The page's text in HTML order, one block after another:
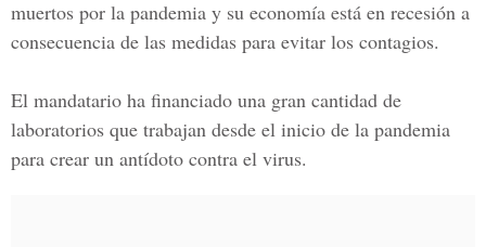
muertos por la pandemia y su economía está en recesión a
consecuencia de las medidas para evitar los contagios.
El mandatario ha financiado una gran cantidad de
laboratorios que trabajan desde el inicio de la pandemia
para crear un antídoto contra el virus.